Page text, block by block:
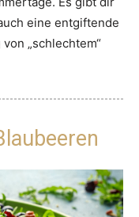
eine entgiftende
„schlechtem“